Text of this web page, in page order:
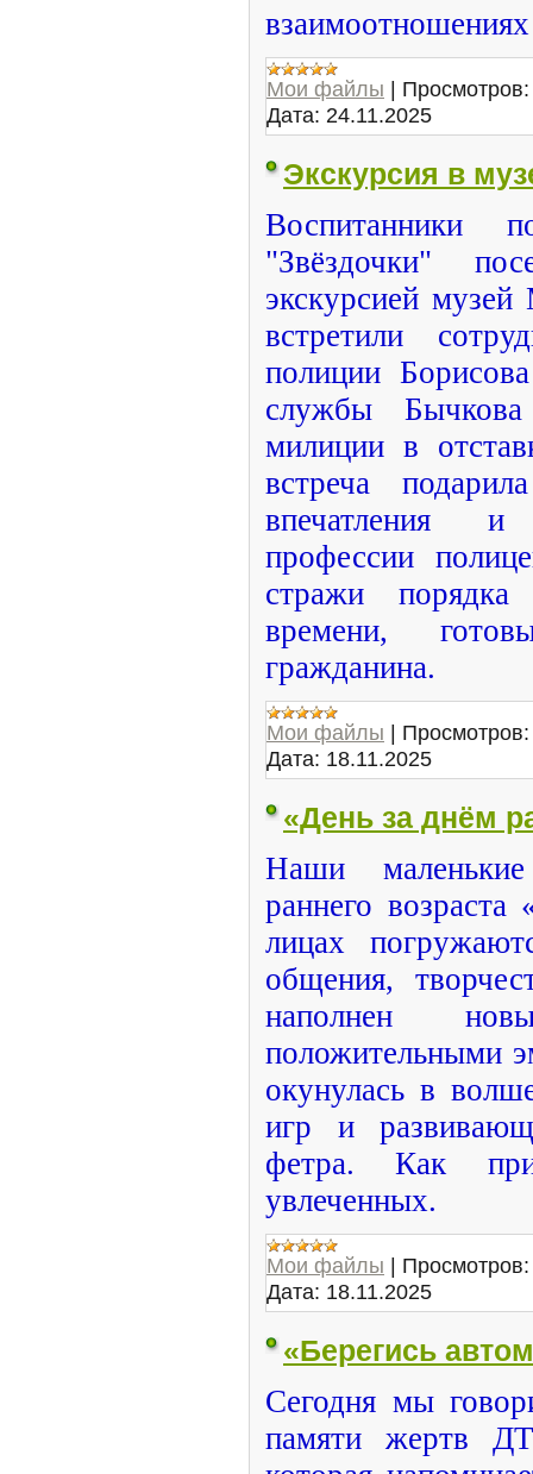
Мои файлы | Просмотров:
Дата: 24.11.2025
Экскурсия в
Воспитанники
"Звёздочки"
экскурсией
встретили
полиции
службы
милиции в
встреча
впечатления
профессии
стражи
времени,
гражданина.
Мои файлы | Просмотров:
Дата: 18.11.2025
«День за днём
Наши
раннего
лицах
общения,
наполнен
положительными
окунулась в
игр и
фетра. Как
увлеченных.
Мои файлы | Просмотров:
Дата: 18.11.2025
«Берегись
Сегодня мы
памяти жертв